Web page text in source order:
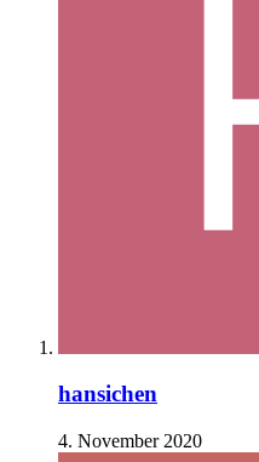
hansichen
4. November 2020